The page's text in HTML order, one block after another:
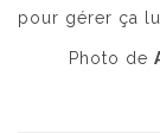
pour gérer ça
Photo de